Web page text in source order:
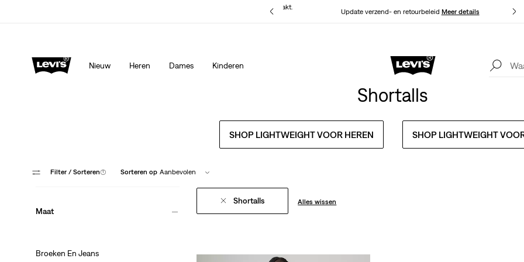
Update verzend- en retourbeleid Meer details
Levi's App. Het beste van Levi’s®, speciaal voor jou op maat gemaakt.
Nieuw Heren Dames Kinderen
Levi's App. Het beste van Levi’s®, speciaal voor jou op maat gemaakt.
Meer details
Shortalls
SHOP LIGHTWEIGHT VOOR HEREN SHOP LIGHTWEIGHT
Filter / Sorteren(1) Sorteren op Aanbevolen
Maat
Broeken En Jeans
Shortalls Alles wissen